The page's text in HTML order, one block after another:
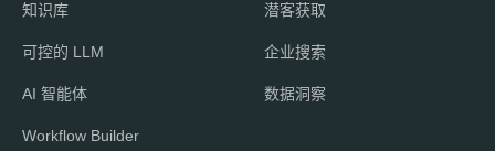
知识库
可控的 LLM
AI 智能体
Workflow Builder
潜客获取
企业搜索
数据洞察